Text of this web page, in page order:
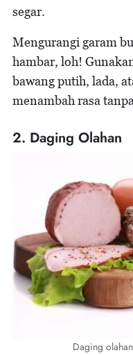
segar.
Mengurangi garam
hambar, loh!
bawang putih, lada,
menambah rasa
2. Daging Olahan
Daging